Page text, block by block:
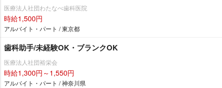
医療法人社団わたなべ歯科医院
時給1,500円
アルバイト・パート / 東京都
歯科助手/未経験OK・ブランクOK
医療法人社団裕栄会
時給1,300円～1,550円
アルバイト・パート / 神奈川県